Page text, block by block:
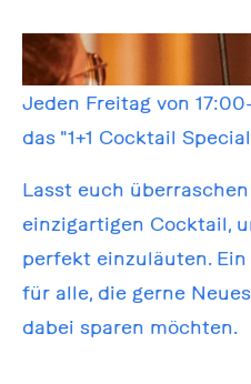
Jeden Freitag von
das "1+1 Cocktail
Lasst euch
einzigartigen Cocktail,
perfekt einzuläuten.
für alle, die gerne
dabei sparen möchten.